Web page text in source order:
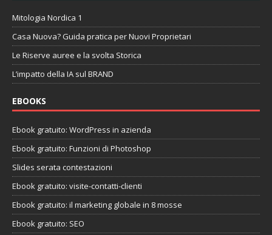
Mitologia Nordica 1
Casa Nuova? Guida pratica per Nuovi Proprietari
Le Riserve auree e la svolta Storica
L’impatto della IA sul BRAND
EBOOKS
Ebook gratuito: WordPress in azienda
Ebook gratuito: Funzioni di Photoshop
Slides serata contestazioni
Ebook gratuito: visite-contatti-clienti
Ebook gratuito: il marketing globale in 8 mosse
Ebook gratuito: SEO